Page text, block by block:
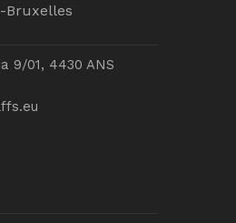
Bruxelles
9/01, 4430 ANS